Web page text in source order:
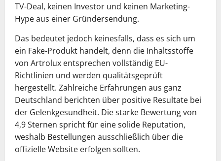
TV-Deal, keinen Investor und keinen Marketing-
Hype aus einer Gründersendung.
Das bedeutet jedoch keinesfalls, dass es sich um
ein Fake-Produkt handelt, denn die Inhaltsstoffe
von Artrolux entsprechen vollständig EU-
Richtlinien und werden qualitätsgeprüft
hergestellt. Zahlreiche Erfahrungen aus ganz
Deutschland berichten über positive Resultate bei
der Gelenkgesundheit. Die starke Bewertung von
4,9 Sternen spricht für eine solide Reputation,
weshalb Bestellungen ausschließlich über die
offizielle Website erfolgen sollten.